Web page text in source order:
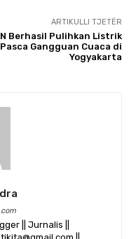
ARTIKULLI TJETËR
Berhasil Pulihkan Listrik
Pasca Gangguan Cuaca di
Yogyakarta
|| Jurnalis ||